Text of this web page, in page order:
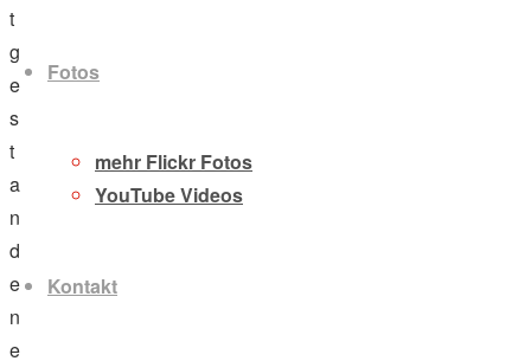
Fotos
mehr Flickr Fotos
YouTube Videos
Kontakt
t
g
e
s
t
a
n
d
e
n
e